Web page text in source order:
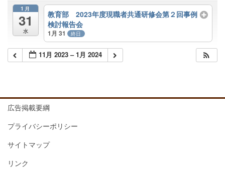
1月
31
水
教育部 2023年度現職者共通研修会第２回事例
検討報告会
1月 31 終日
11月 2023 – 1月 2024
広告掲載要綱
プライバシーポリシー
サイトマップ
リンク